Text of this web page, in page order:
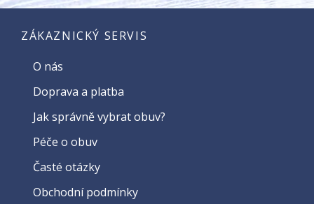
ZÁKAZNICKÝ SERVIS
O nás
Doprava a platba
Jak správně vybrat obuv?
Péče o obuv
Časté otázky
Obchodní podmínky